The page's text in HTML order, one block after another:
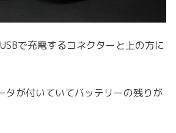
で充電するコネクターと上の方に
タが付いていてバッテリーの残りが